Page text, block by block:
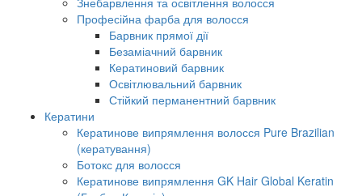
Професійна фарба для волосся
Барвник прямої дії
Безаміачний барвник
Кератиновий барвник
Освітлювальний барвник
Стійкий перманентний барвник
Кератини
Кератинове випрямлення волосся Pure Brazilian
(кератування)
Ботокс для волосся
Кератинове випрямлення GK Hair Global Keratin